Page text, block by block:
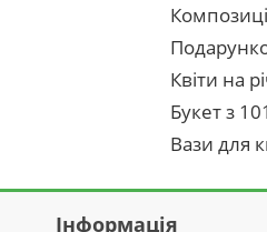
Квіти на
Букет з
Вази для
Інформація